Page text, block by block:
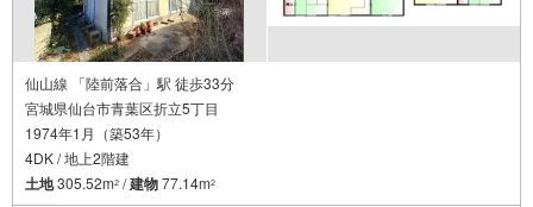
仙山線 「陸前落合」駅 徒歩33分
宮城県仙台市青葉区折立5丁目
1974年1月（築53年）
4DK / 地上2階建
土地305.52m2 /建物77.14m2